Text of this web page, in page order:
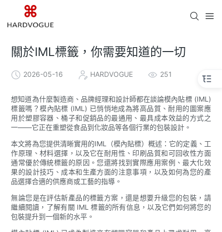
關於IML標籤，你需要知道的一切
2026-05-16 HARDVOGUE 251
想知道為什麼製造商、品牌經理和設計師都在談論模內貼標 (IML)
標籤嗎？模內貼標 (IML) 已悄悄地成為將高品質、耐用的圖案應
用於塑膠容器、桶子和促銷品的最通用、最具成本效益的方式之
一——它正在重塑從食品到化妝品等各個行業的包裝設計。
本文將為您提供清晰實用的IML（模內貼標）概述：它的定義、工
作原理、材料選擇，以及它在耐用性、印刷品質和可回收性方面
通常優於傳統標籤的原因。您還將找到實際應用案例、最大化效
果的設計技巧、成本和生產方面的注意事項，以及如何為您的產
品選擇合適的供應商或工藝的指導。
無論您是在評估新產品的標籤方案，還是想要升級您的包裝，請
繼續閱讀，了解有關 IML 標籤的所有信息，以及它們如何將您的
包裝提升到一個新的水平。